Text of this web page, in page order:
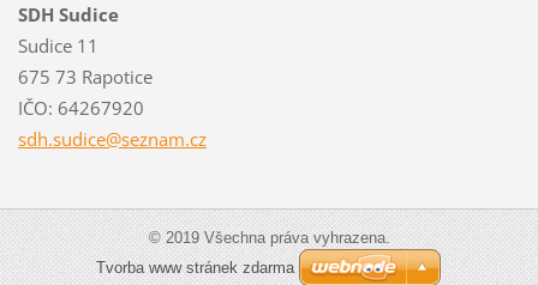
SDH Sudice
Sudice 11
675 73 Rapotice
IČO: 64267920
sdh.sudice@seznam.cz
© 2019 Všechna práva vyhrazena.
Tvorba www stránek zdarma